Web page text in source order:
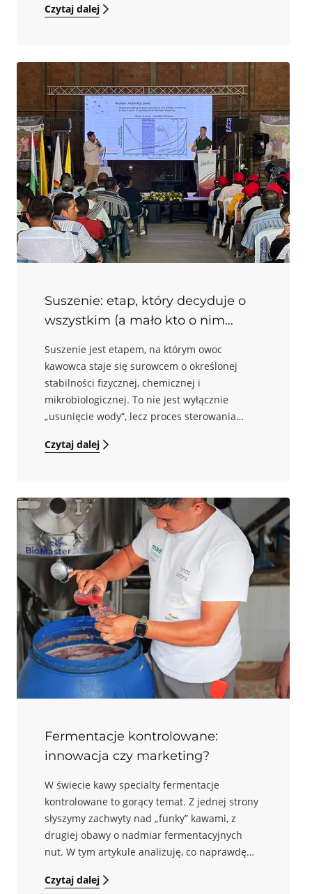
aromatów. Za to jest to etap, który bardzo
usuwa elementy, które później potrafią zepsuć
zarówno przebieg palenia, jak i smak w
filiżance. Suchy młyn oczyszcza ziarno z
zanieczyszczeń, segreguje je według rozmiaru
i gęstości oraz eliminuje defekty. Jeśli palarnia
ma pracować powtarzalnie, potrzebuje
przewidywalnego surowca. A
przewidywalność zaczyna się właśnie tutaj: w
miejscu, gdzie jakość da się opisać
parametrami fizycznymi i policzalnymi
standardami, zamiast opierać się wyłącznie na
narracji.
Czytaj dalej
Suszenie: etap, który decyduje o
wszystkim (a mało kto o nim
Suszenie jest etapem, na którym owoc
kawowca staje się surowcem o określonej
stabilności fizycznej, chemicznej i
mikrobiologicznej. To nie jest wyłącznie
„usunięcie wody”, lecz proces sterowania
Zbyt intensywne suszenie (zbyt wysoka
początkowej wilgotności) sprzyja powstawaniu
gradientów wilgoci i naprężeń w ziarnie, co
przekłada się na niejednorodność partii. Z
kolei suszenie zbyt wolne, szczególnie przy
wysokiej wilgotności otoczenia i ograniczonej
wentylacji, wydłuża czas przebywania surowca
w warunkach sprzyjających rozwojowi
mikroorganizmów, co zwiększa ryzyko
defektów sensorycznych i problemów
bezpieczeństwa (w tym związanych z
metabolitami pleśni). W praktyce
konsekwencje tych decyzji ujawniają się
często dopiero później: w stabilności
podczas palenia i w powtarzalności oceny
jakości.
Czytaj dalej
Fermentacje kontrolowane:
innowacja czy marketing?
W świecie kawy specialty fermentacje
kontrolowane to gorący temat. Z jednej strony
słyszymy zachwyty nad „funky” kawami, z
drugiej obawy o nadmiar fermentacyjnych
nut. W tym artykule analizuję, co naprawdę
carbonic maceration, inokulacjami, metodą
Czytaj dalej